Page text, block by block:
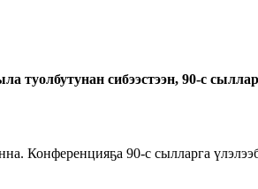
туолбутунан сибээстээн, 90-с
Конференцияҕа 90-с сылларга